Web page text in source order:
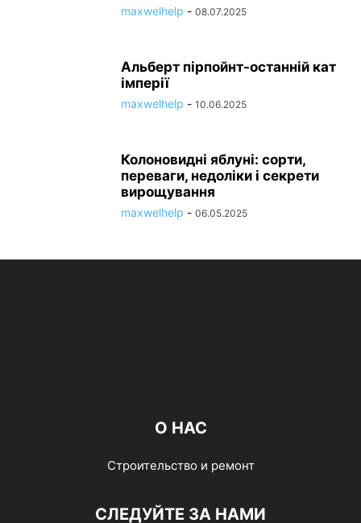
maxwelhelp - 08.07.2025
Альберт пірпойнт-останній кат
імперії
maxwelhelp - 10.06.2025
Колоновидні яблуні: сорти,
переваги, недоліки і секрети
вирощування
maxwelhelp - 06.05.2025
О НАС
Строительство и ремонт
СЛЕДУЙТЕ ЗА НАМИ